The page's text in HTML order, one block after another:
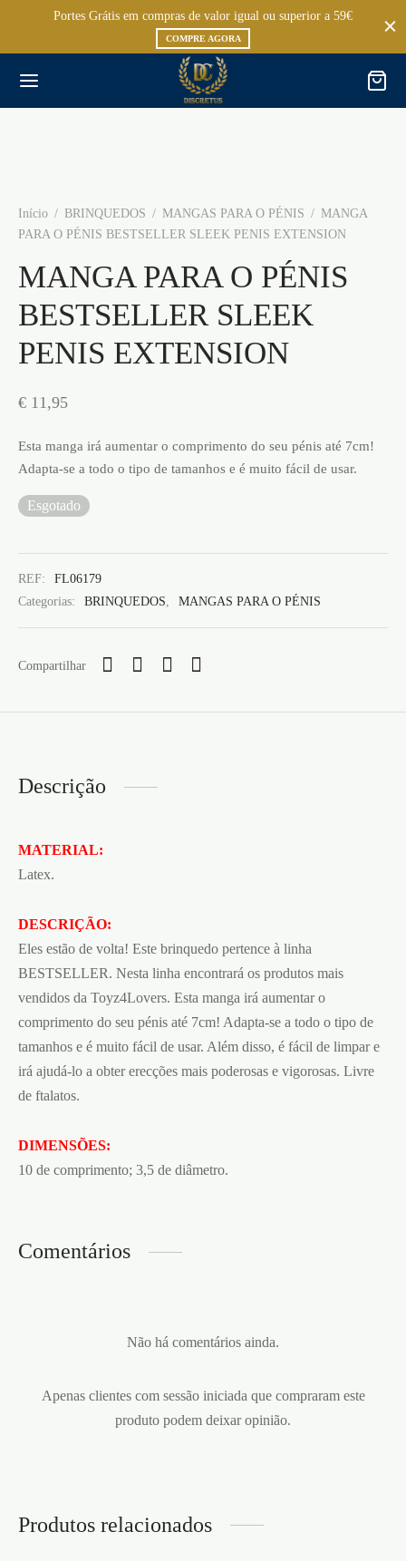
Portes Grátis em compras de valor igual ou superior a 59€
COMPRE AGORA
Início / BRINQUEDOS / MANGAS PARA O PÉNIS / MANGA
PARA O PÉNIS BESTSELLER SLEEK PENIS EXTENSION
MANGA PARA O PÉNIS
BESTSELLER SLEEK
PENIS EXTENSION
€ 11,95
Esta manga irá aumentar o comprimento do seu pénis até 7cm!
Adapta-se a todo o tipo de tamanhos e é muito fácil de usar.
Esgotado
REF:
FL06179
Categorias:
BRINQUEDOS, MANGAS PARA O PÉNIS
Compartilhar
Descrição
MATERIAL:
Latex.
DESCRIÇÃO:
Eles estão de volta! Este brinquedo pertence à linha
BESTSELLER. Nesta linha encontrará os produtos mais
vendidos da Toyz4Lovers. Esta manga irá aumentar o
comprimento do seu pénis até 7cm! Adapta-se a todo o tipo de
tamanhos e é muito fácil de usar. Além disso, é fácil de limpar e
irá ajudá-lo a obter erecções mais poderosas e vigorosas. Livre
de ftalatos.
DIMENSÕES:
10 de comprimento; 3,5 de diâmetro.
Comentários
Não há comentários ainda.
Apenas clientes com sessão iniciada que compraram este
produto podem deixar opinião.
Produtos relacionados